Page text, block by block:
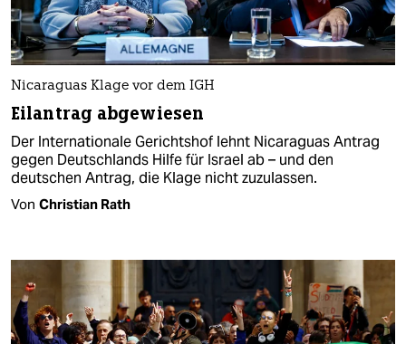
Nicaraguas Klage vor dem IGH
Eilantrag abgewiesen
Der Internationale Gerichtshof lehnt Nicaraguas Antrag
gegen Deutschlands Hilfe für Israel ab – und den
deutschen Antrag, die Klage nicht zuzulassen.
Von Christian Rath